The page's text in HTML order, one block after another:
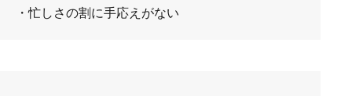
・忙しさの割に手応えがない